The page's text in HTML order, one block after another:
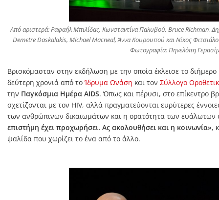
Από αριστερά: Ραφαήλ Μπιλίδας, Κωνσταντίνα Παλυβού, Bruce Richman,
Demetre Daskalakis, Michael Macneal, Άννα Κουρουπού και Νίκος
Φωτογραφία: Πηνελόπη
Βρισκόμασταν στην εκδήλωση με την οποία έκλεισε το διήμερο
δεύτερη χρονιά από το Ίδρυμα Ωνάση και τον Σύλλογο
την Παγκόσμια Ημέρα AIDS. Όπως και πέρυσι, στο επίκεντρο
σχετίζονται με τον HIV, αλλά πραγματεύονται ευρύτερες
των ανθρώπινων δικαιωμάτων και η ορατότητα των
επιστήμη έχει προχωρήσει. Ας ακολουθήσει και η κοινωνία»,
ψαλίδα που χωρίζει το ένα από το άλλο.